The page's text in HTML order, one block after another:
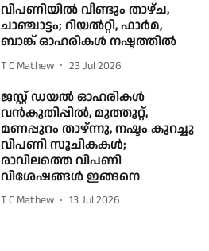
വിപണിയിൽ വീണ്ടും താഴ്ച,
ചാഞ്ചാട്ടം; റിയൽറ്റി, ഫാർമ,
ബാങ്ക് ഓഹരികള്‍ നഷ്ടത്തില്‍
T C Mathew 23 Jul 2026
ജസ്റ്റ് ഡയല്‍ ഓഹരികള്‍
വന്‍കുതിപ്പില്‍, മുത്തൂറ്റ്,
മണപ്പുറം താഴ്ന്നു, നഷ്ടം കുറച്ചു
വിപണി സൂചികകള്‍;
രാവിലത്തെ വിപണി
വിശേഷങ്ങള്‍ ഇങ്ങനെ
T C Mathew 13 Jul 2026